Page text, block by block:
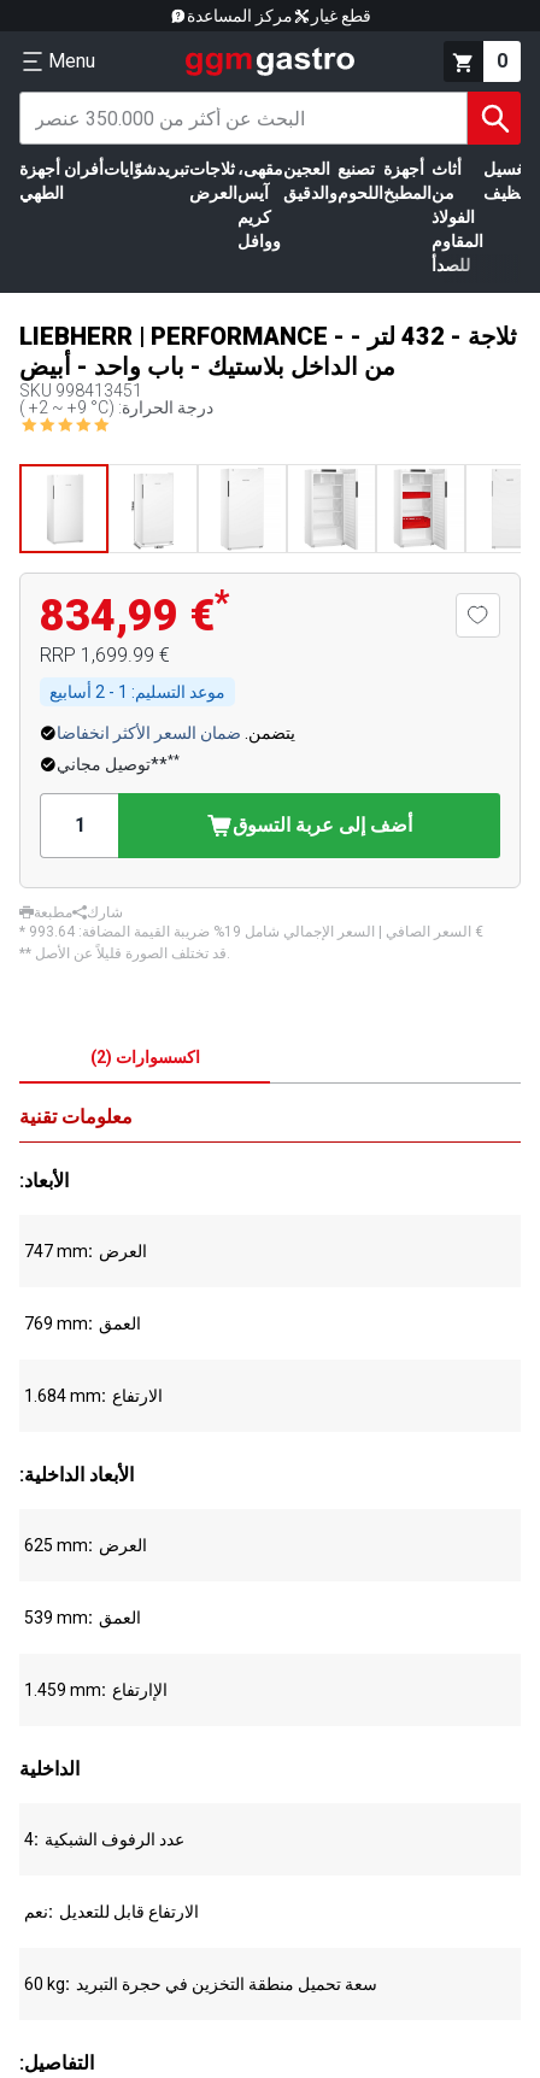
مركز المساعدة قطع غيار
Menu 0
أجهزة
الطهي
أفران شوّاياتتبريدثلاجات
العرض
مقهى،
آيس
كريم
ووافل
العجين
والدقيق
تصنيع
اللحوم
أجهزة
المطبخ
أثاث
من
الفولاذ
المقاوم
للصدأ
الغسيل
LIEBHERR | PERFORMANCE - ثلاجة - 432 لتر -
من الداخل بلاستيك - باب واحد - أبيض
SKU 998413451
( +2 ~ +9 °C) :درجة الحرارة
834,99 €*
RRP ‏1,699.99 €
موعد التسليم:
يتضمن. ضمان السعر الأكثر انخفاضا
توصيل مجاني****
أضف إلى عربة التسوق
مطبعة
شارك
* السعر الصافي | السعر الإجمالي شامل 19% ضريبة القيمة المضافة: ‏993.64 €
** قد تختلف الصورة قليلاً عن الأصل.
اكسسوارات (
2
)
معلومات تقنية
:الأبعاد
747 mm العرض
769 mm العمق
1.684 mm الارتفاع
:الأبعاد الداخلية
625 mm العرض
539 mm العمق
1.459 mm الإارتفاع
الداخلية
4 عدد الرفوف الشبكية
نعم الارتفاع قابل للتعديل
60 kg سعة تحميل منطقة التخزين في حجرة التبريد
:التفاصيل